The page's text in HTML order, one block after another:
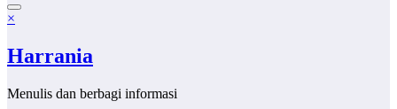
×
Harrania
Menulis dan berbagi informasi